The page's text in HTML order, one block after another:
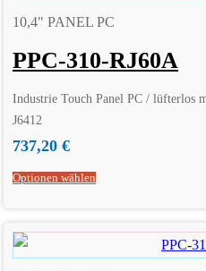
10,4" PANEL PC
PPC-310-RJ60A
Industrie Touch Panel PC / lüfterlos
J6412
737,20 €
Optionen wählen